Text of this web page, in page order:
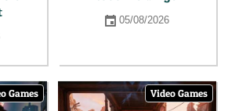
05/08/2026
Games Video Games